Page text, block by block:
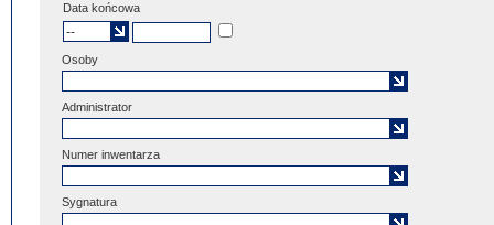
Data końcowa
Osoby
Administrator
Numer inwentarza
Sygnatura